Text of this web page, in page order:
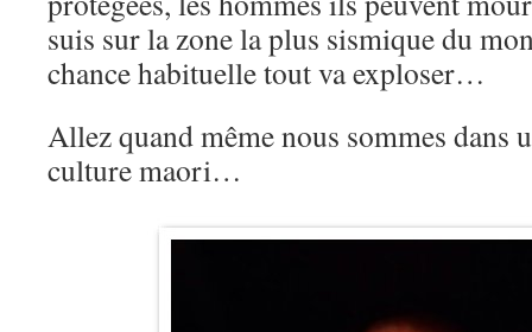
suis sur la zone la plus sismique du
chance habituelle tout va exploser…
Allez quand même nous sommes dans
culture maori…